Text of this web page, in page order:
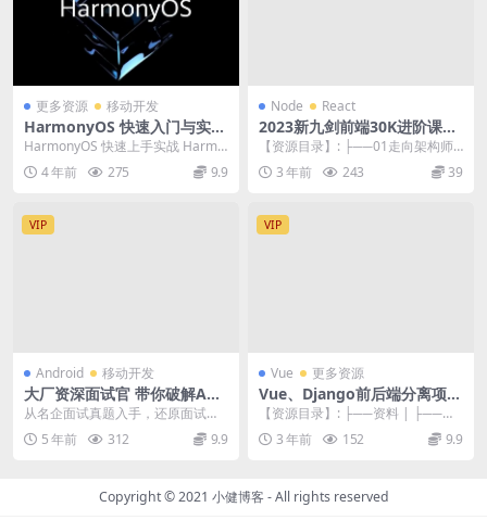
更多资源 移动开发
HarmonyOS 快速入门与实战
| 完结
HarmonyOS 快速上手实战 Harmo
nyOS 系统架构深度解读 5 位业...
4 年前 275 9.9
Node React
2023新九剑前端30K进阶课前
端全栈 进阶架构面试工作校招
训练营
【资源目录】: ├──01走向架构师
之路 | ├──第10节10 转型全栈
或...3 年前 243 39
VIP
Android 移动开发
大厂资深面试官 带你破解And
roid高级面试 | 完结
从名企面试真题入手，还原面试官
视角，深度剖析高频考点，助你拿
到满意Offer 课...
5 年前 312 9.9
VIP
Vue 更多资源
Vue、Django前后端分离项目
实战：学生管理系统V4.0
【资源目录】: ├──资料 | ├──后
端项目源码-01.rar 657.89k...
3 年前 152 9.9
Copyright © 2021 小健博客 - All rights reserved